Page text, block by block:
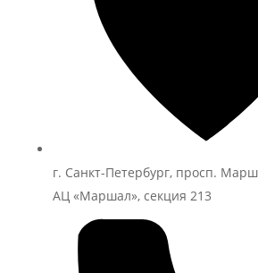
г. Санкт-Петербург, просп.
АЦ «Маршал», секция 213